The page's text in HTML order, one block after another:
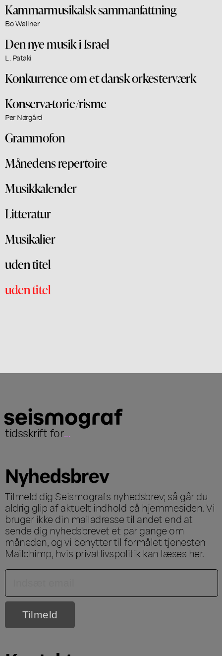
Kammarmusikalsk sammanfattning
Bo Wallner
Den nye musik i Israel
L. Pataki
Konkurrence om et dansk orkesterværk
Konserva-torie/risme
Per Nørgård
Grammofon
Månedens repertoire
Musikkalender
Litteratur
Musikalier
uden titel
uden titel
tidsskrift for...
Nyhedsbrev
Tilmeld dig Seismografs nyhedsbrev; så går du
aldrig glip af aktuelt indhold på hjemmesiden. Vi
bruger ikke din mailadresse til andet end at
sende dig nyhedsbrevet et par gange om
måneden, og vi benytter til formålet tjenesten
Mailchimp, hvis privatlivspolitik kan læses her.